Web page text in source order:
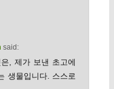
said:
, 제가 보낸 초고에
생물입니다. 스스로